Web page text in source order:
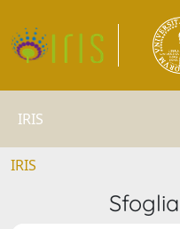
IRIS
IRIS